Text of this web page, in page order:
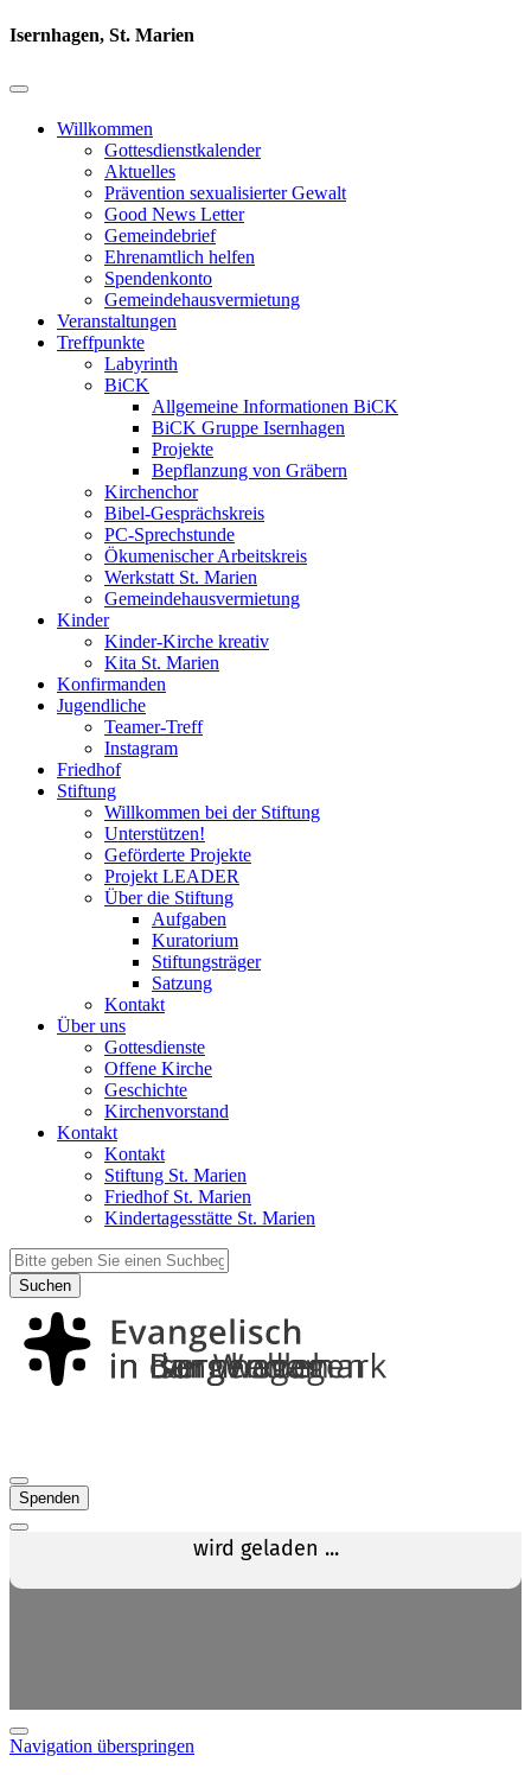
Isernhagen, St. Marien
Willkommen
Gottesdienstkalender
Aktuelles
Prävention sexualisierter Gewalt
Good News Letter
Gemeindebrief
Ehrenamtlich helfen
Spendenkonto
Gemeindehausvermietung
Veranstaltungen
Treffpunkte
Labyrinth
BiCK
Allgemeine Informationen BiCK
BiCK Gruppe Isernhagen
Projekte
Bepflanzung von Gräbern
Kirchenchor
Bibel-Gesprächskreis
PC-Sprechstunde
Ökumenischer Arbeitskreis
Werkstatt St. Marien
Gemeindehausvermietung
Kinder
Kinder-Kirche kreativ
Kita St. Marien
Konfirmanden
Jugendliche
Teamer-Treff
Instagram
Friedhof
Stiftung
Willkommen bei der Stiftung
Unterstützen!
Geförderte Projekte
Projekt LEADER
Über die Stiftung
Aufgaben
Kuratorium
Stiftungsträger
Satzung
Kontakt
Über uns
Gottesdienste
Offene Kirche
Geschichte
Kirchenvorstand
Kontakt
Kontakt
Stiftung St. Marien
Friedhof St. Marien
Kindertagesstätte St. Marien
Suchen
Spenden
Navigation überspringen